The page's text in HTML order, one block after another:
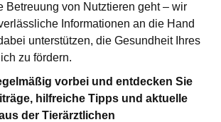
Betreuung von Nutztieren geht – wir
Informationen an die Hand
unterstützen, die Gesundheit Ihres
zu fördern.
vorbei und entdecken Sie
hilfreiche Tipps und aktuelle
der Tierärztlichen